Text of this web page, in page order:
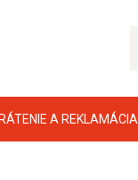
A REKLAMÁCIA